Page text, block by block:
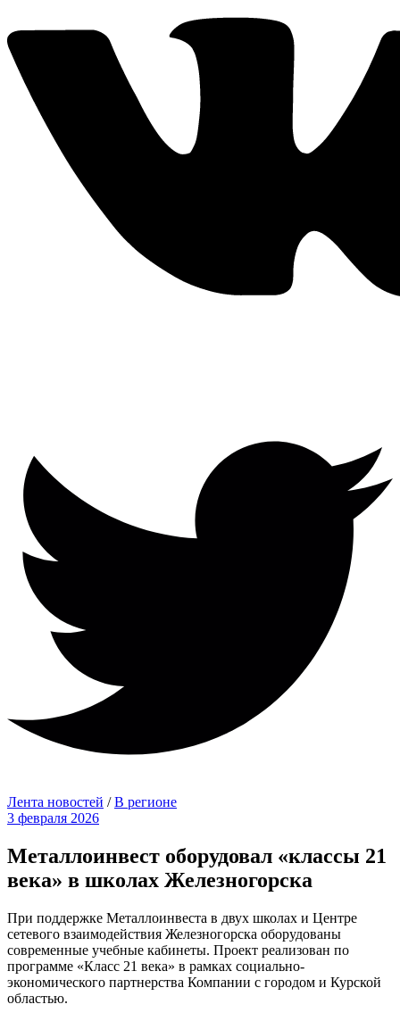
Лента новостей /В регионе
3 февраля 2026
Металлоинвест оборудовал «классы 21
века» в школах Железногорска
При поддержке Металлоинвеста в двух школах и Центре
сетевого взаимодействия Железногорска оборудованы
современные учебные кабинеты. Проект реализован по
программе «Класс 21 века» в рамках социально-
экономического партнерства Компании с городом и Курской
областью.